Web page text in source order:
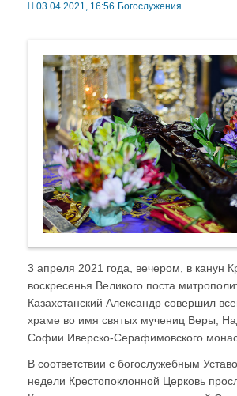
03.04.2021, 16:56 Богослужения
3 апреля 2021 года, вечером, в канун
воскресенья Великого поста
Казахстанский Александр совершил
храме во имя святых мучениц Веры,
Софии Иверско-Серафимовского
В соответствии с богослужебным
недели Крестопоклонной Церковь